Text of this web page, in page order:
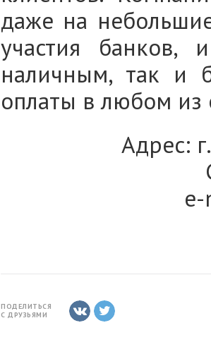
даже на
участия банков,
наличным, так и
оплаты в любом
Адрес:
ПОДЕЛИТЬСЯ
С ДРУЗЬЯМИ